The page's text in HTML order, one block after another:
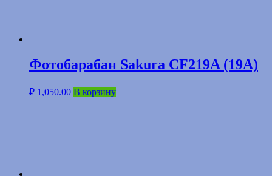
Фотобарабан Sakura CF219A (19A)
₽ 1,050.00 В корзину